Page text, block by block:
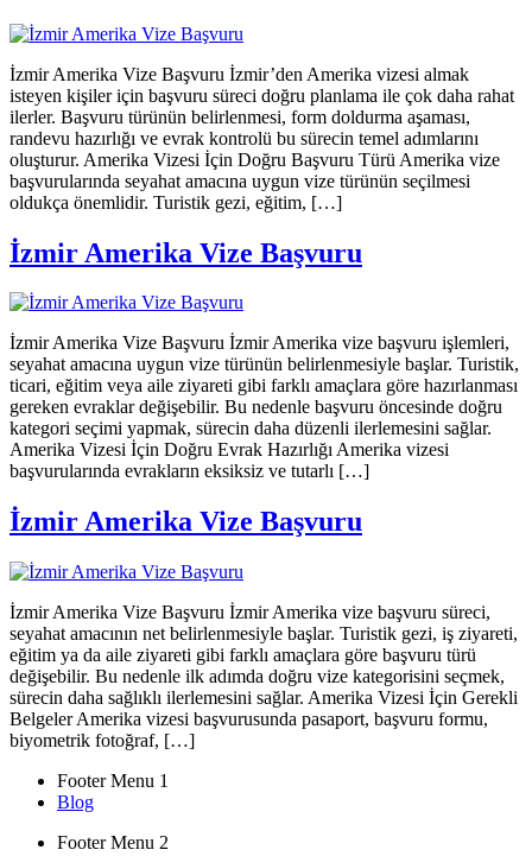
İzmir Amerika Vize Başvuru İzmir’den Amerika vizesi almak
isteyen kişiler için başvuru süreci doğru planlama ile çok daha rahat
ilerler. Başvuru türünün belirlenmesi, form doldurma aşaması,
randevu hazırlığı ve evrak kontrolü bu sürecin temel adımlarını
oluşturur. Amerika Vizesi İçin Doğru Başvuru Türü Amerika vize
başvurularında seyahat amacına uygun vize türünün seçilmesi
oldukça önemlidir. Turistik gezi, eğitim, […]
İzmir Amerika Vize Başvuru
İzmir Amerika Vize Başvuru İzmir Amerika vize başvuru işlemleri,
seyahat amacına uygun vize türünün belirlenmesiyle başlar. Turistik,
ticari, eğitim veya aile ziyareti gibi farklı amaçlara göre hazırlanması
gereken evraklar değişebilir. Bu nedenle başvuru öncesinde doğru
kategori seçimi yapmak, sürecin daha düzenli ilerlemesini sağlar.
Amerika Vizesi İçin Doğru Evrak Hazırlığı Amerika vizesi
başvurularında evrakların eksiksiz ve tutarlı […]
İzmir Amerika Vize Başvuru
İzmir Amerika Vize Başvuru İzmir Amerika vize başvuru süreci,
seyahat amacının net belirlenmesiyle başlar. Turistik gezi, iş ziyareti,
eğitim ya da aile ziyareti gibi farklı amaçlara göre başvuru türü
değişebilir. Bu nedenle ilk adımda doğru vize kategorisini seçmek,
sürecin daha sağlıklı ilerlemesini sağlar. Amerika Vizesi İçin Gerekli
Belgeler Amerika vizesi başvurusunda pasaport, başvuru formu,
biyometrik fotoğraf, […]
Footer Menu 1
Blog
Footer Menu 2